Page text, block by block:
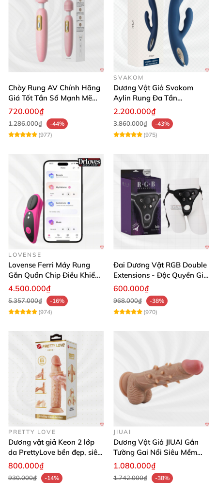
Chày Rung AV Chính Hãng
Giá Tốt Tần Số Mạnh Mẽ
Siêu Bền
720.000₫
1.286.000₫
-44%
(977)
SVAKOM
Dương Vật Giả Svakom
Aylin Rung Đa Tần
Massage Sung Sướng
2.200.000₫
3.860.000₫
-43%
(975)
LOVENSE
Lovense Ferri Máy Rung
Gắn Quần Chip Điều Khiển
App Tăng Hưng Phấn
4.500.000₫
5.357.000₫
-16%
(974)
Đai Dương Vật RGB Double
Extensions - Độc Quyền Giá
Sốc
600.000₫
968.000₫
-38%
(970)
PRETTY LOVE
Dương vật giả Keon 2 lớp
da PrettyLove bền đẹp, siêu
mềm mại
800.000₫
930.000₫ -14%
JIUAI
Dương Vật Giả JIUAI Gắn
Tường Gai Nổi Siêu Mềm
Thoải Mái Mua Ngay
1.080.000₫
1.742.000₫ -38%